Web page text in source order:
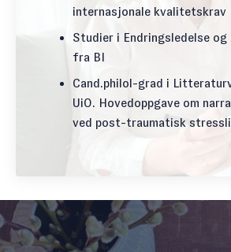
internasjonale kvalitetskrav
Studier i Endringsledelse
fra BI
Cand.philol-grad i
UiO. Hovedoppgave om
ved post-traumatisk